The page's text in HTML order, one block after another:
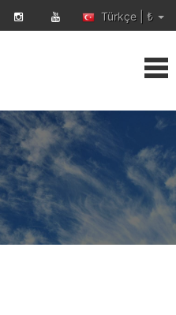
Türkçe | ₺